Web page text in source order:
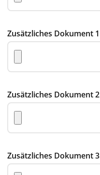
Zusätzliches Dokument 1
Zusätzliches Dokument 2
Zusätzliches Dokument 3